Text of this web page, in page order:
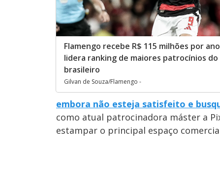
Flamengo recebe R$ 115 milhões por
lidera ranking de maiores patrocínios
brasileiro
Gilvan de Souza/Flamengo -
embora não esteja satisfeito e
como atual patrocinadora máster a
estampar o principal espaço